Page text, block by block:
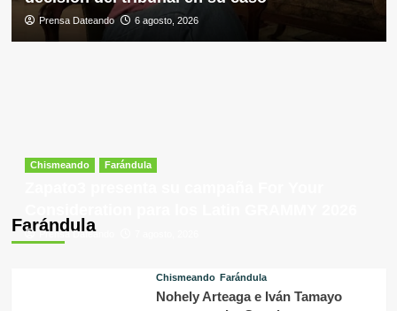
Prensa Dateando 6 agosto, 2026
Farándula
Chismeando Farándula
Prensa Dateando
Chismeando Farándula
Nohely Arteaga e Iván Tamayo